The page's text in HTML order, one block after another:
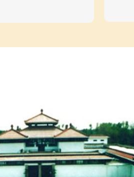
不固定。马匹排列整齐。
北京被称为“三朝古都”、
古都”或“五朝古都”，玻璃
古发现，把北京作为都城
，提前到3000多年前的西
，由此算来，北京当是世
屈一指的古都。1988年，
被公布为全国重点文物保